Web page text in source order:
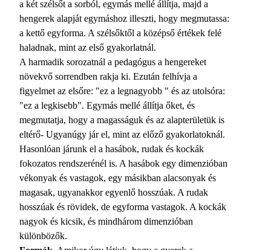
a két szélsőt a sorból, egymás mellé állítja, majd a
hengerek alapját egymáshoz illeszti, hogy megmutassa:
a kettő egyforma. A szélsőktől a középső értékek felé
haladnak, mint az első gyakorlatnál.
A harmadik sorozatnál a pedagógus a hengereket
növekvő sorrendben rakja ki. Ezután felhívja a
figyelmet az elsőre: "ez a legnagyobb " és az utolsóra:
"ez a legkisebb". Egymás mellé állítja őket, és
megmutatja, hogy a magasságuk és az alapterületük is
eltérő- Ugyanúgy jár el, mint az előző gyakorlatoknál.
Hasonlóan járunk el a hasábok, rudak és kockák
fokozatos rendszerénél is. A hasábok egy dimenzióban
vékonyak és vastagok, egy másikban alacsonyak és
magasak, ugyanakkor egyenlő hosszúak. A rudak
hosszúak és rövidek, de egyforma vastagok. A kockák
nagyok és kicsik, és mindhárom dimenzióban
különbözők.